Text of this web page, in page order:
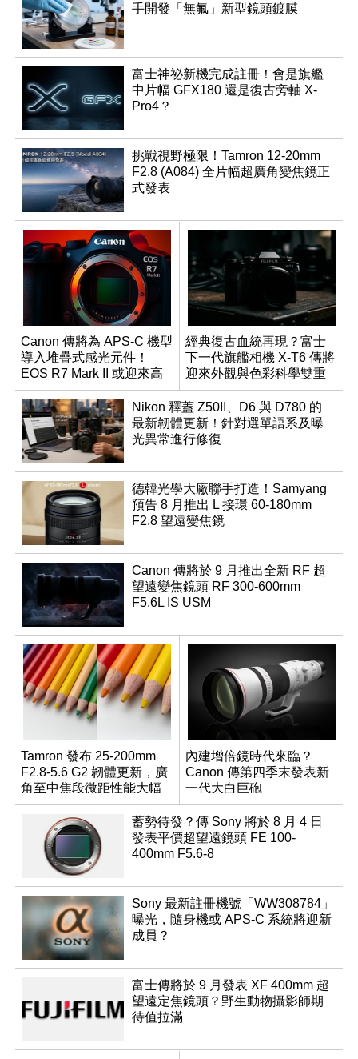
手開發「無氟」新型鏡頭鍍膜
富士神祕新機完成註冊！會是旗艦
中片幅 GFX180 還是復古旁軸 X-
Pro4？
挑戰視野極限！Tamron 12-20mm
F2.8 (A084) 全片幅超廣角變焦鏡正
式發表
Canon 傳將為 APS-C 機型
導入堆疊式感光元件！
EOS R7 Mark II 或迎來高
速讀出升級
經典復古血統再現？富士
下一代旗艦相機 X-T6 傳將
迎來外觀與色彩科學雙重
優化
Nikon 釋蓋 Z50II、D6 與 D780 的
最新韌體更新！針對選單語系及曝
光異常進行修復
德韓光學大廠聯手打造！Samyang
預告 8 月推出 L 接環 60-180mm
F2.8 望遠變焦鏡
Canon 傳將於 9 月推出全新 RF 超
望遠變焦鏡頭 RF 300-600mm
F5.6L IS USM
Tamron 發布 25-200mm
F2.8-5.6 G2 韌體更新，廣
角至中焦段微距性能大幅
升級
內建增倍鏡時代來臨？
Canon 傳第四季末發表新
一代大白巨砲
蓄勢待發？傳 Sony 將於 8 月 4 日
發表平價超望遠鏡頭 FE 100-
400mm F5.6-8
Sony 最新註冊機號「WW308784」
曝光，隨身機或 APS-C 系統將迎新
成員？
富士傳將於 9 月發表 XF 400mm 超
望遠定焦鏡頭？野生動物攝影師期
待值拉滿